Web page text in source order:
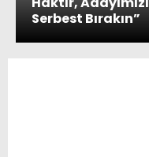
Serbest Bırakın”